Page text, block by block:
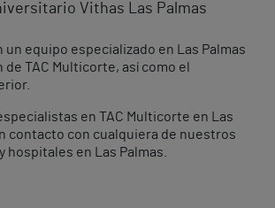
Vithas Las Palmas
un equipo especializado en Las Palmas
de TAC Multicorte, así como el
en TAC Multicorte en Las
contacto con cualquiera de nuestros
hospitales en Las Palmas.